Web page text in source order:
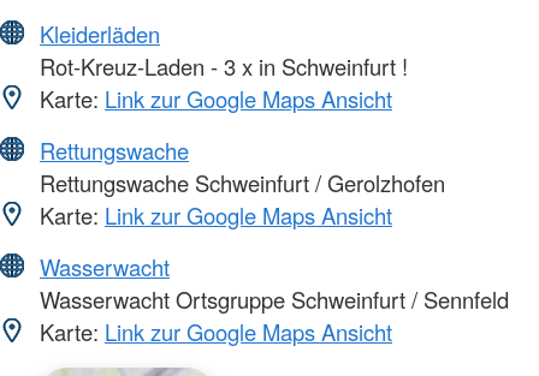
Kleiderläden
Rot-Kreuz-Laden - 3 x in Schweinfurt !
Karte: Link zur Google Maps Ansicht
Rettungswache
Rettungswache Schweinfurt / Gerolzhofen
Karte: Link zur Google Maps Ansicht
Wasserwacht
Wasserwacht Ortsgruppe Schweinfurt / Sennfeld
Karte: Link zur Google Maps Ansicht